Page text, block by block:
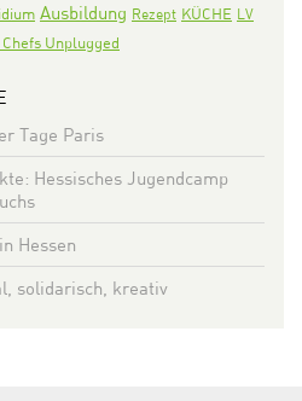
Ausbildung Rezept KÜCHE LV
Chefs Unplugged
Tage Paris
Hessisches Jugendcamp
Hessen
solidarisch, kreativ